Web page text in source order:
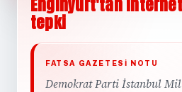
tepki
FATSA GAZETESI NOTU
Demokrat Parti İstanbul